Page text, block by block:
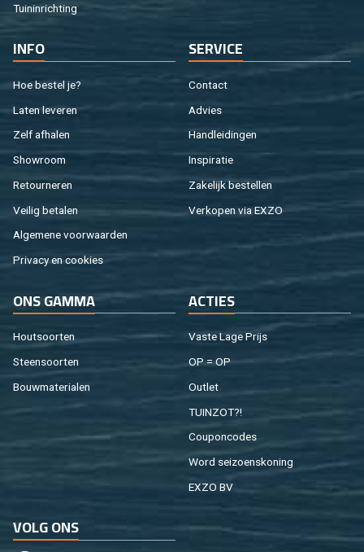
Tuin­in­rich­ting
INFO
Hoe be­stel je?
Laten le­ve­ren
Zelf af­ha­len
Show­room
Re­tour­ne­ren
Vei­lig be­ta­len
Al­ge­me­ne voor­waar­den
Pri­va­cy en coo­kies
SER­VI­CE
Con­tact
Ad­vies
Hand­lei­din­gen
In­spi­ra­tie
Za­ke­lijk be­stel­len
Ver­ko­pen via EXZO
ONS GAMMA
Hout­soor­ten
Steen­soor­ten
Bouw­ma­te­ri­a­len
AC­TIES
Vaste Lage Prijs
OP = OP
Out­let
TUIN­ZOT?!
Cou­pon­co­des
Word sei­zoens­ko­ning
EXZO BV
VOLG ONS